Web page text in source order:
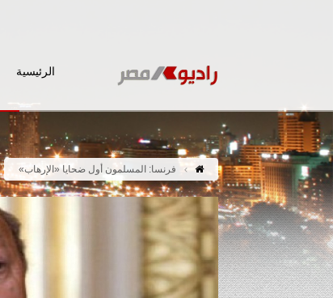
الرئيسية
فرنسا: المسلمون أول ضحايا «الإرهاب»